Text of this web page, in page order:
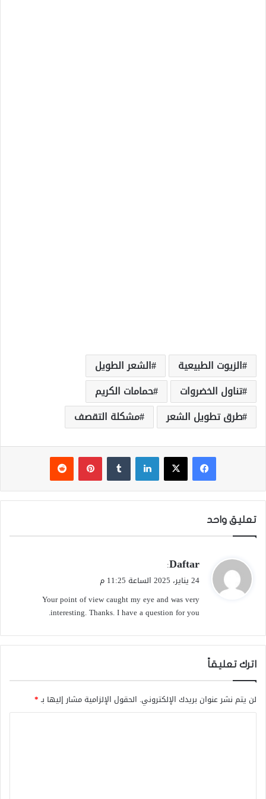
الزيوت الطبيعية
الشعر الطويل
تناول الخضروات
حمامات الكريم
طرق تطويل الشعر
مشكلة التقصف
فيسبوك ‫X لينكدإن بينتيريست
تعليق واحد
ي
ق
ل
Daftar
:
24 يناير، 2025 الساعة 11:25 م
Your point of view caught my eye and was very
interesting. Thanks. I have a question for you.
اترك تعليقاً
لن يتم نشر عنوان بريدك الإلكتروني. الحقول الإلزامية مشار إليها بـ*